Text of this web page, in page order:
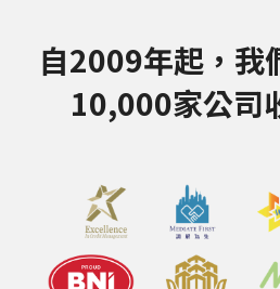
自2009年起，我
10,000家公司